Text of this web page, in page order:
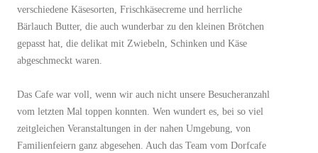
verschiedene Käsesorten, Frischkäsecreme und herrliche
Bärlauch Butter, die auch wunderbar zu den kleinen Brötchen
gepasst hat, die delikat mit Zwiebeln, Schinken und Käse
abgeschmeckt waren.
Das Cafe war voll, wenn wir auch nicht unsere Besucheranzahl
vom letzten Mal toppen konnten. Wen wundert es, bei so viel
zeitgleichen Veranstaltungen in der nahen Umgebung, von
Familienfeiern ganz abgesehen. Auch das Team vom Dorfcafe